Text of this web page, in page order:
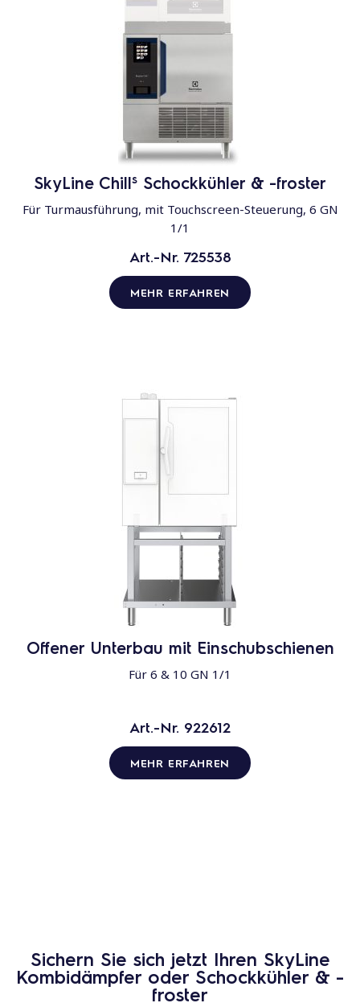
SkyLine Chills Schockkühler & -froster
Für Turmausführung, mit Touchscreen-Steuerung, 6 GN
1/1
Art.-Nr. 725538
MEHR ERFAHREN
Offener Unterbau mit Einschubschienen
Für 6 & 10 GN 1/1
Art.-Nr. 922612
MEHR ERFAHREN
Sichern Sie sich jetzt Ihren SkyLine
Kombidämpfer oder Schockkühler & -
froster